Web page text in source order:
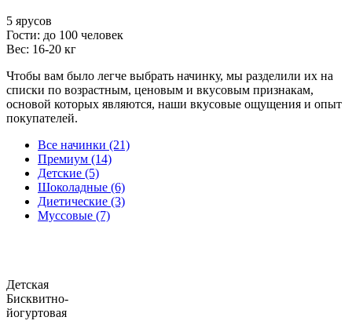
5 ярусов
Гости: до 100 человек
Вес: 16-20 кг
Чтобы вам было легче выбрать начинку, мы разделили их на
списки по возрастным, ценовым и вкусовым признакам,
основой которых являются, наши вкусовые ощущения и опыт
покупателей.
Все начинки (21)
Премиум (14)
Детские (5)
Шоколадные (6)
Диетические (3)
Муссовые (7)
Детская
Бисквитно-
йогуртовая